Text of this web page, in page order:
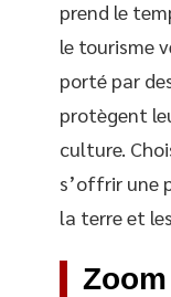
prend le
le tourisme
porté par
protègent
culture.
s’offrir une
la terre et